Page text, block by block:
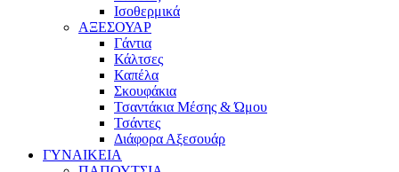
Ισοθερμικά
ΑΞΕΣΟΥΑΡ
Γάντια
Κάλτσες
Καπέλα
Σκουφάκια
Τσαντάκια Μέσης & Ώμου
Τσάντες
Διάφορα Αξεσουάρ
ΓΥΝΑΙΚΕΙΑ